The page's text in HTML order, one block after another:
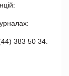
383 50 34.